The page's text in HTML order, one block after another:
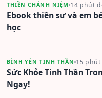
THIỀN CHÁNH NIỆM 14 phút
Ebook thiền sư và em
học
BÌNH YÊN TINH THẦN 15 phút
Sức Khỏe Tinh Thần
Ngay!